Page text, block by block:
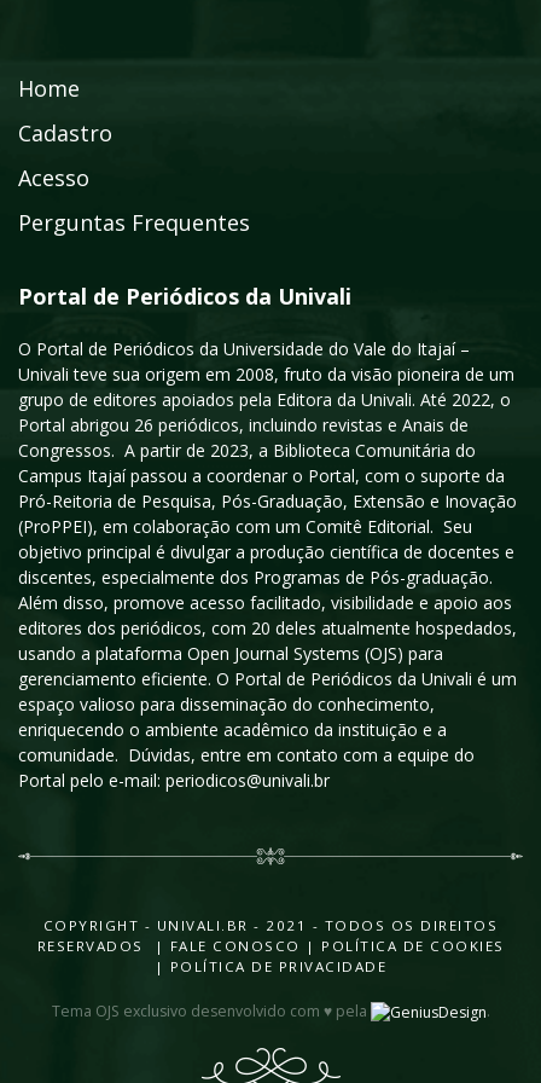
Home
Cadastro
Acesso
Perguntas Frequentes
Portal de Periódicos da Univali
O Portal de Periódicos da Universidade do Vale do Itajaí –
Univali teve sua origem em 2008, fruto da visão pioneira de um
grupo de editores apoiados pela Editora da Univali. Até 2022, o
Portal abrigou 26 periódicos, incluindo revistas e Anais de
Congressos. A partir de 2023, a Biblioteca Comunitária do
Campus Itajaí passou a coordenar o Portal, com o suporte da
Pró-Reitoria de Pesquisa, Pós-Graduação, Extensão e Inovação
(ProPPEI), em colaboração com um Comitê Editorial. Seu
objetivo principal é divulgar a produção científica de docentes e
discentes, especialmente dos Programas de Pós-graduação.
Além disso, promove acesso facilitado, visibilidade e apoio aos
editores dos periódicos, com 20 deles atualmente hospedados,
usando a plataforma Open Journal Systems (OJS) para
gerenciamento eficiente. O Portal de Periódicos da Univali é um
espaço valioso para disseminação do conhecimento,
enriquecendo o ambiente acadêmico da instituição e a
comunidade. Dúvidas, entre em contato com a equipe do
Portal pelo e-mail: periodicos@univali.br
COPYRIGHT - UNIVALI.BR - 2021 - TODOS OS DIREITOS
RESERVADOS |
FALE CONOSCO | POLÍTICA DE COOKIES
| POLÍTICA DE PRIVACIDADE
Tema OJS exclusivo desenvolvido com ♥ pela .